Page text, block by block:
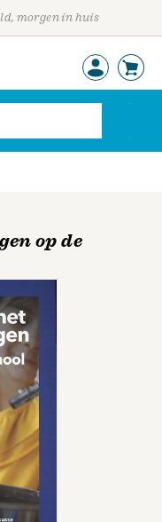
morgen in huis
op de